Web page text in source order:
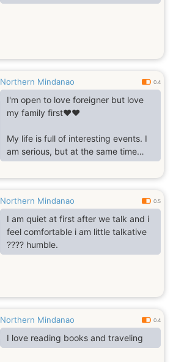
Northern Mindanao 0.4
I'm open to love foreigner but love
my family first❤️❤️
My life is full of interesting events. I
am serious, but at the same time
know how to enjoy life. I am full of
love to give. I am full of warmth to
thing I am missing is my beloved
boy next to me. Do you also think
that life without love seems
incomplete? I believe that love is the
most important thing in this world. , I
Northern Mindanao 0.5
I am quiet at first after we talk and i
feel comfortable i am little talkative
???? humble.
Northern Mindanao 0.4
I love reading books and traveling